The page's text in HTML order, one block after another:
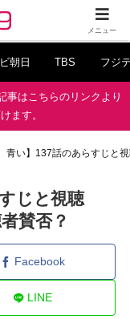
朝日 TBS フジ
事はこちらのリンクより
ます。
青い】137話のあらすじと
じと視聴
賛否？
Facebook
LINE
メニュー